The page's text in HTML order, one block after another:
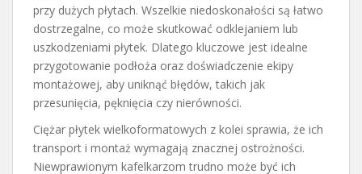
przy dużych płytach. Wszelkie niedoskonałości są łatwo
dostrzegalne, co może skutkować odklejaniem lub
uszkodzeniami płytek. Dlatego kluczowe jest idealne
przygotowanie podłoża oraz doświadczenie ekipy
montażowej, aby uniknąć błędów, takich jak
przesunięcia, pęknięcia czy nierówności.
Ciężar płytek wielkoformatowych z kolei sprawia, że ich
transport i montaż wymagają znacznej ostrożności.
Niewprawionym kafelkarzom trudno może być ich